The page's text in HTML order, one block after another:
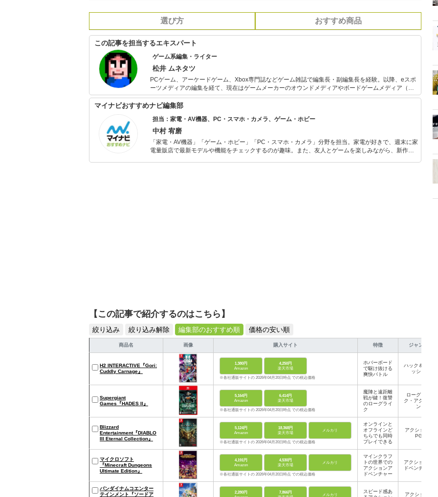
選び方 おすすめ商品
この記事を担当するエキスパート
ゲーム系編集・ライター
松井 ムネタツ
PCゲーム、アーケードゲーム、Xbox専門誌などゲーム雑誌で編集長・副編集長を経験。以降、eスポ
ーツメディアの編集を経て、現在はゲームメーカーのオウンドメディアやボードゲームメディア（編
集長）、レトロゲームメディア（副編集長）などを手がける。ゲーム業界歴約40年。
マイナビおすすめナビ編集部
担当：家電・AV機器、PC・スマホ・カメラ、ゲーム・ホビー
中村 宥磨
「家電・AV機器」「ゲーム・ホビー」「PC・スマホ・カメラ」分野を担当。家電が好きで、週末に家
電量販店で最新モデルや機能をチェックするのが趣味。また、友人とゲームを楽しみながら、新作タ
【この記事で紹介するのはこちら】
絞り込み 絞り込み解除 編集部のおすすめ順 価格の安い順
商品名 画像 購入サイト 特徴 ジャンル
H2 INTERACTIVE『Gori:
Cuddly Carnage』
1,380円
Amazon
4,250円
楽天市場
※各社通販サイトの 2026年04月20日時点 での税込価格
ホバーボード
で駆け抜ける
爽快バトル
ハック＆スラ
ッシュ
Supergiant
Games『HADES II』
5,164円
Amazon
6,414円
楽天市場
※各社通販サイトの 2026年04月20日時点 での税込価格
魔陣と遠距離
戦が鍵！復讐
のローグライ
ク
ローグライ
ク・アクショ
ン
Blizzard
Entertainment『DIABLO
III Eternal Collection』
5,124円
Amazon
18,368円
楽天市場
メルカリ
※各社通販サイトの 2026年04月20日時点 での税込価格
オンラインと
オフラインど
ちらでも同時
プレイできる
アクションR
PG
マイクロソフト
『Minecraft Dungeons
Ultimate Edition』
4,191円
Amazon
4,530円
楽天市場
メルカリ
※各社通販サイトの 2026年04月20日時点 での税込価格
マインクラフ
トの世界での
アクションア
ドベンチャー
アクションア
ドベンチャー
バンダイナムコエンター
テインメント『ソードア
2,280円
7,866円
メルカリ
スピード感あ
アクションR